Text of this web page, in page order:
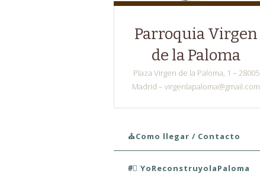
Parroquia Virgen
de la Paloma
Plaza Virgen de la Paloma, 1 – 28005
Madrid – virgenlapaloma@gmail.com
Skip to content
⛪Como llegar / Contacto
#⃣ YoReconstruyolaPaloma